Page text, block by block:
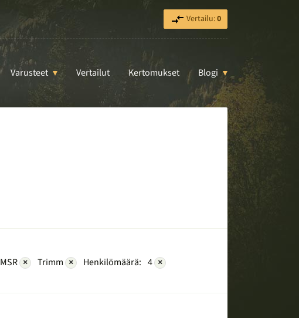
Vertailu:0
Varusteet Vertailut Kertomukset Blogi
MSR × Trimm × Henkilömäärä: 4 ×